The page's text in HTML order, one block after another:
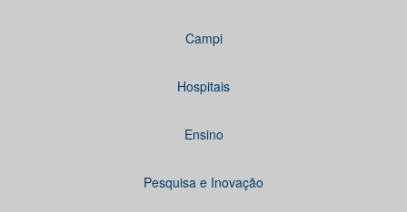
Campi
Hospitais
Ensino
Pesquisa e Inovação